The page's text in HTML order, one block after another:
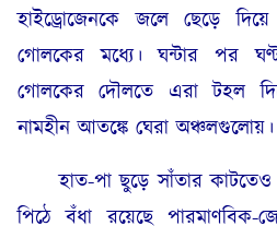
হাইড্রোজেনকে জলে ছেড়ে
গোলকের মধ্যে। ঘন্টার পর
গোলকের দৌলতে এরা টহল
নামহীন আতঙ্কে ঘেরা অঞ্চলগুলোয়।
হাত-পা ছুড়ে সাঁতার
পিঠে বঁধা রয়েছে